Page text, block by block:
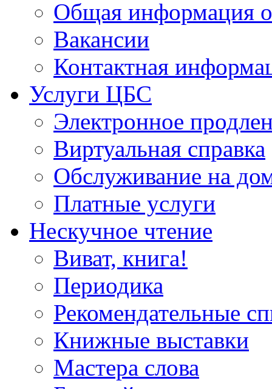
Общая информация
Вакансии
Контактная
Услуги ЦБС
Электронное
Виртуальная справка
Обслуживание на
Платные услуги
Нескучное чтение
Виват, книга!
Периодика
Рекомендательные
Книжные выставки
Мастера слова